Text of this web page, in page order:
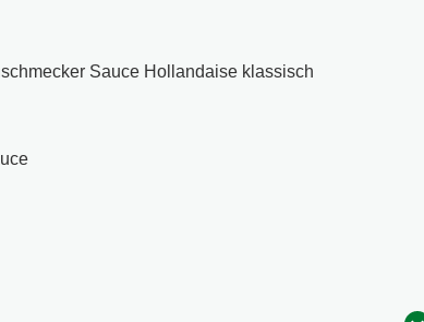
Sauce Hollandaise klassisch